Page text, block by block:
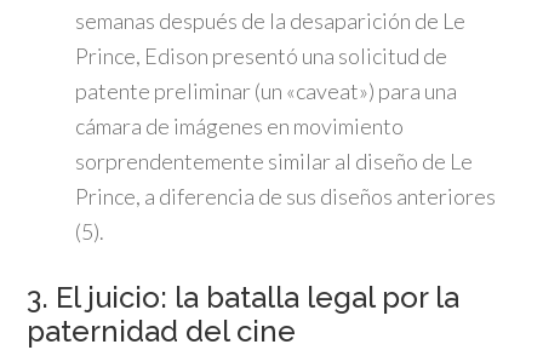
semanas después de la desaparición de Le
Prince, Edison presentó una solicitud de
patente preliminar (un «caveat») para una
cámara de imágenes en movimiento
sorprendentemente similar al diseño de Le
Prince, a diferencia de sus diseños anteriores
(5).
3. El juicio: la batalla legal por la
paternidad del cine